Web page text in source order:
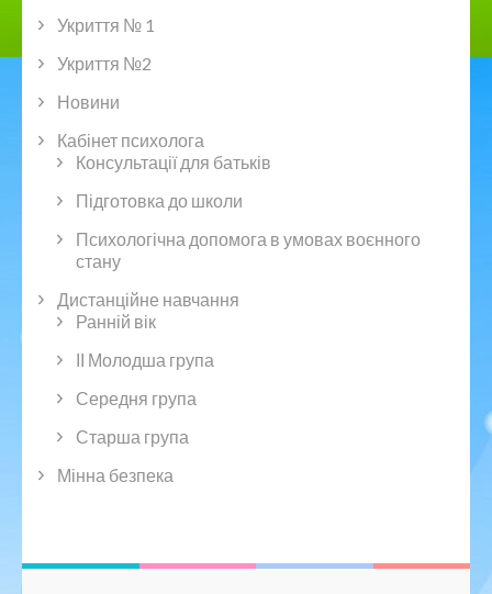
Укриття № 1
Укриття №2
Новини
Кабінет психолога
Консультації для батьків
Підготовка до школи
Психологічна допомога в умовах воєнного
стану
Дистанційне навчання
Ранній вік
ІІ Молодша група
Середня група
Старша група
Мінна безпека